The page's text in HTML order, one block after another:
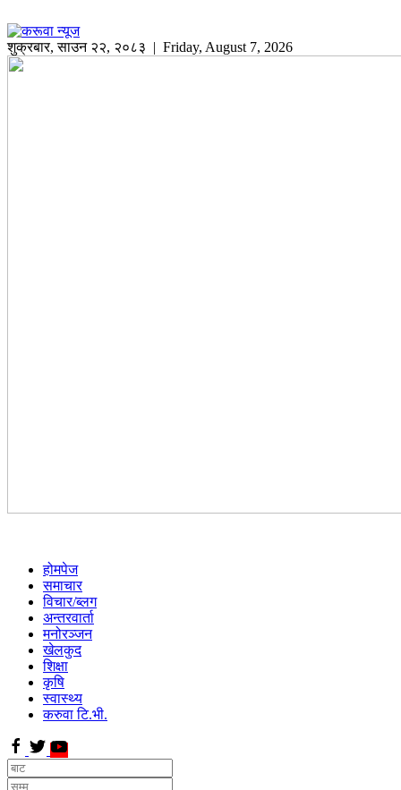
शुक्रबार,साउन २२, २०८३ | Friday, August 7, 2026
होमपेज
समाचार
विचार/ब्लग
अन्तरवार्ता
मनोरञ्जन
खेलकुद
शिक्षा
कृषि
स्वास्थ्य
करुवा टि.भी.